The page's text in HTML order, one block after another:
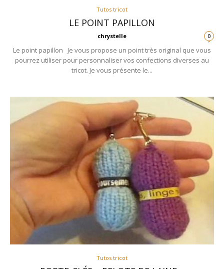
Tutos tricot
LE POINT PAPILLON
chrystelle 0
Le point papillon Je vous propose un point très original que vous
pourrez utiliser pour personnaliser vos confections diverses au
tricot. Je vous présente le...
Tutos tricot